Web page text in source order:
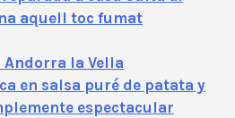
aquell toc fumat
Andorra la Vella
en salsa puré de patata y
espectacular